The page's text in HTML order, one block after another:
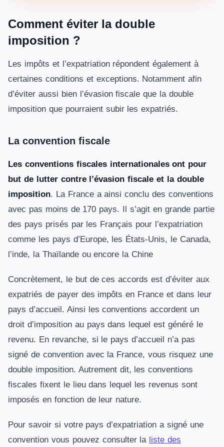
Comment éviter la double
imposition ?
Les impôts et l’expatriation répondent également à
certaines conditions et exceptions. Notamment afin
d’éviter aussi bien l’évasion fiscale que la double
imposition que pourraient subir les expatriés.
La convention fiscale
Les conventions fiscales internationales ont pour
but de lutter contre l’évasion fiscale et la double
imposition. La France a ainsi conclu des conventions
avec pas moins de 170 pays. Il s’agit en grande partie
des pays prisés par les Français pour l’expatriation
comme les pays d’Europe, les États-Unis, le Canada,
l’inde, la Thaïlande ou encore la Chine
Concrètement, le but de ces accords est d’éviter aux
expatriés de payer des impôts en France et dans leur
pays d’accueil. Ainsi les conventions accordent un
droit d’imposition au pays dans lequel est généré le
revenu. En revanche, si le pays d’accueil n’a pas
signé de convention avec la France, vous risquez une
double imposition. Autrement dit, les conventions
fiscales fixent le lieu dans lequel les revenus sont
imposés en fonction de leur nature.
Pour savoir si votre pays d’expatriation a signé une
convention vous pouvez consulter la liste des